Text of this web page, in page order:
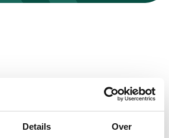
Details Over